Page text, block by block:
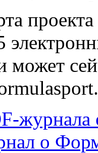
может
о